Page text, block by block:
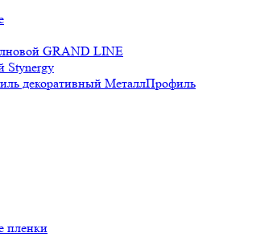
GRAND LINE
Stynergy
декоративный МеталлПрофиль
пленки